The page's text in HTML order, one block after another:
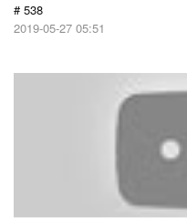
# 538
2019-05-27 05:51